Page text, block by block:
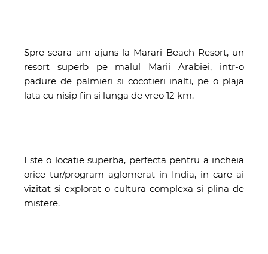
Spre seara am ajuns la Marari Beach Resort, un
resort superb pe malul Marii Arabiei, intr-o
padure de palmieri si cocotieri inalti, pe o plaja
lata cu nisip fin si lunga de vreo 12 km.
Este o locatie superba, perfecta pentru a incheia
orice tur/program aglomerat in India, in care ai
vizitat si explorat o cultura complexa si plina de
mistere.